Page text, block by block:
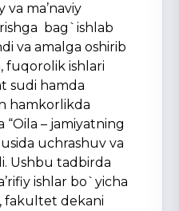
ma’naviy
bag`ishlab
va amalga oshirib
fuqorolik ishlari
sudi hamda
hamkorlikda
– jamiyatning
uchrashuv va
Ushbu tadbirda
ishlar bo`yicha
fakultet dekani